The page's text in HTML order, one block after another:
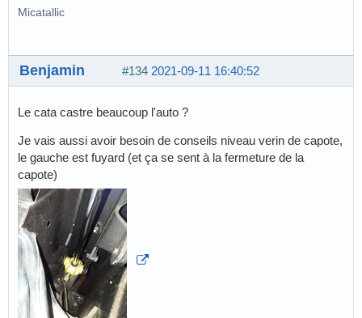
Micatallic
#134 2021-09-11 16:40:52
Benjamin
Le cata castre beaucoup l'auto ?
Je vais aussi avoir besoin de conseils niveau verin de capote,
le gauche est fuyard (et ça se sent à la fermeture de la
capote)